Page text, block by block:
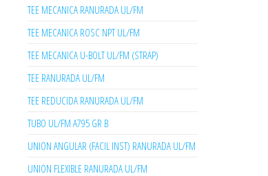
TEE MECANICA RANURADA UL/FM
TEE MECANICA ROSC NPT UL/FM
TEE MECANICA U-BOLT UL/FM (STRAP)
TEE RANURADA UL/FM
TEE REDUCIDA RANURADA UL/FM
TUBO UL/FM A795 GR B
UNION ANGULAR (FACIL INST) RANURADA UL/FM
UNION FLEXIBLE RANURADA UL/FM